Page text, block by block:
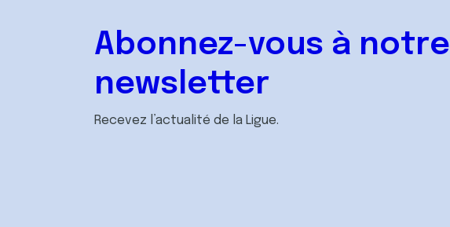
Abonnez-vous à notre
newsletter
Recevez l’actualité de la Ligue.